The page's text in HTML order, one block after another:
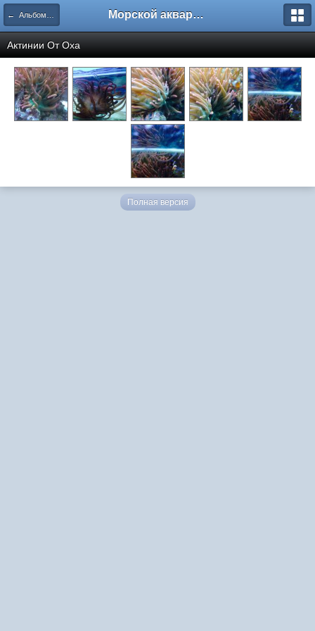
← Альбомы пользователей Морской аквариум. Форумы ReefCentral.ru
Актинии ОтOxa
Полная версия